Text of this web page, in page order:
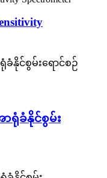
ာရုံခံနိုင်စွမ်း